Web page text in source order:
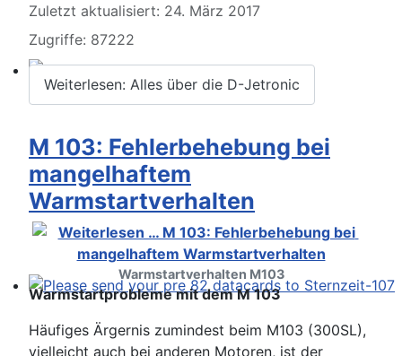
SL und SLC in jeder Farbe sehen
Please send your pre 82 datacards to Sternzeit-107
Zuletzt aktualisiert: 24. März 2017
Zugriffe: 87222
Weiterlesen: Alles über die D-Jetronic
M 103: Fehlerbehebung bei
mangelhaftem
Warmstartverhalten
Warmstartverhalten M103
Warmstartprobleme mit dem M 103
Häufiges Ärgernis zumindest beim M103 (300SL),
vielleicht auch bei anderen Motoren, ist der